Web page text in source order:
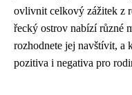
ovlivnit celkový zážitek z
řecký ostrov nabízí různé
rozhodnete jej navštívit, a
pozitiva i negativa pro